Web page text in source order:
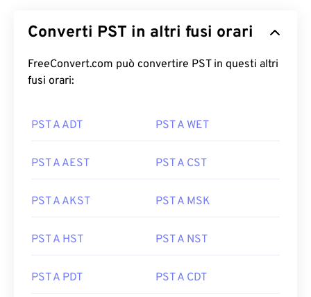
Converti PST in altri fusi orari
FreeConvert.com può convertire PST in questi altri
fusi orari:
PST A ADT PST A WET
PST A AEST PST A CST
PST A AKST PST A MSK
PST A HST PST A NST
PST A PDT PST A CDT